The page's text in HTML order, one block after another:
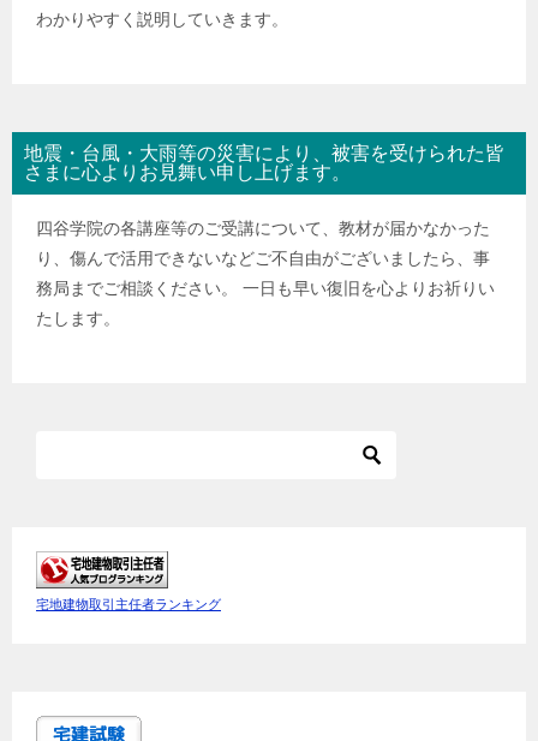
わかりやすく説明していきます。
地震・台風・大雨等の災害により、被害を受けられた皆
さまに心よりお見舞い申し上げます。
四谷学院の各講座等のご受講について、教材が届かなかった
り、傷んで活用できないなどご不自由がございましたら、事
務局までご相談ください。 一日も早い復旧を心よりお祈りい
たします。
宅地建物取引主任者ランキング